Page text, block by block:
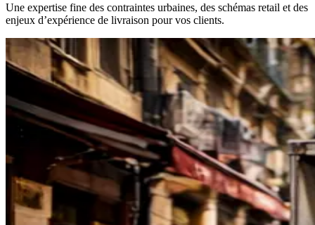
Une expertise fine des contraintes urbaines, des schémas retail et des
enjeux d’expérience de livraison pour vos clients.